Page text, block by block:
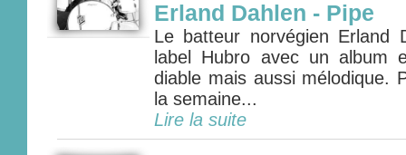
Erland Dahlen - Pipe
Le batteur norvégien Erland
label Hubro avec un album
diable mais aussi mélodique.
la semaine...
Lire la suite